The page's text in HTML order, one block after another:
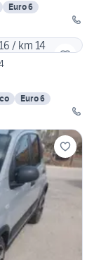
Euro 6
Euro 6